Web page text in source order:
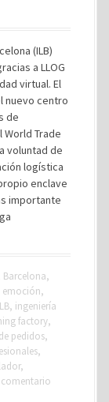
(ILB)
a LLOG
virtual. El
nuevo centro
de
Trade
voluntad de
logística
enclave
importante
Barcelona,
emoción,
, ingeniería
factory,
pedidos,
,
,